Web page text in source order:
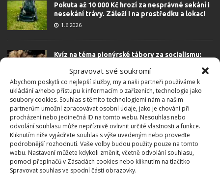
Spravovat své soukromí
Abychom poskytli co nejlepší služby, my a naši partneři používáme k
ukládání a/nebo přístupu k informacím o zařízeních, technologie jako
soubory cookies. Souhlas s těmito technologiemi nám a našim
partnerům umožní zpracovávat osobní údaje, jako je chování při
procházení nebo jedinečná ID na tomto webu. Nesouhlas nebo
odvolání souhlasu může nepříznivě ovlivnit určité vlastnosti a funkce.
Kliknutím níže vyjádřete souhlas s výše uvedeným nebo proveďte
podrobnější rozhodnutí. Vaše volby budou použity pouze na tomto
webu. Nastavení můžete kdykoli změnit, včetně odvolání souhlasu,
pomocí přepínačů v Zásadách cookies nebo kliknutím na tlačítko
Spravovat souhlas ve spodní části obrazovky.
Pokuta až 10 000 Kč hrozí za nesprávné sekání i
nesekání trávy. Záleží i na prostředku a lokaci
1.6.2026
Kvíz na téma pionýrské tábory za socialismu:
12.5.2026
Test znalostí o každodenní realitě za
komunismu: 10 retro otázek ukáže, kdo má
dobrý přehled
23.6.2026
Retro kvíz o oblíbených autech v dobách
socialismu: Tehdejší řidiči musí získat 10 z 10